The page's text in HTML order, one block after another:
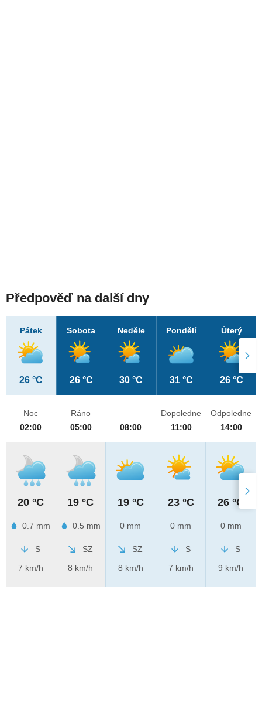
Předpověď na další dny
Pátek
26 °C
Sobota
26 °C
Neděle
30 °C
Pondělí
31 °C
Úterý
26 °C
Noc
02:00
20 °C
0.7 mm
S
7 km/h
Ráno
05:00
19 °C
0.5 mm
SZ
8 km/h
08:00
19 °C
0 mm
SZ
8 km/h
Dopoledne
11:00
23 °C
0 mm
S
7 km/h
Odpoledne
14:00
26 °C
0 mm
S
9 km/h